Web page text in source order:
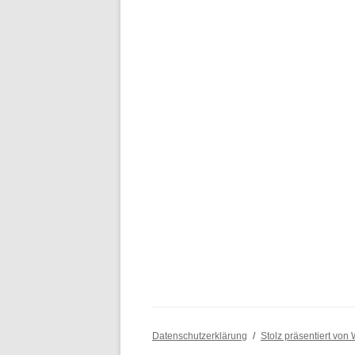
Datenschutzerklärung Stolz präsentiert von